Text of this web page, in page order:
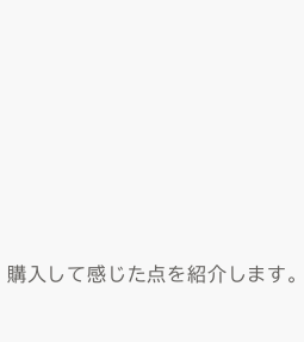
入して感じた点を紹介します。